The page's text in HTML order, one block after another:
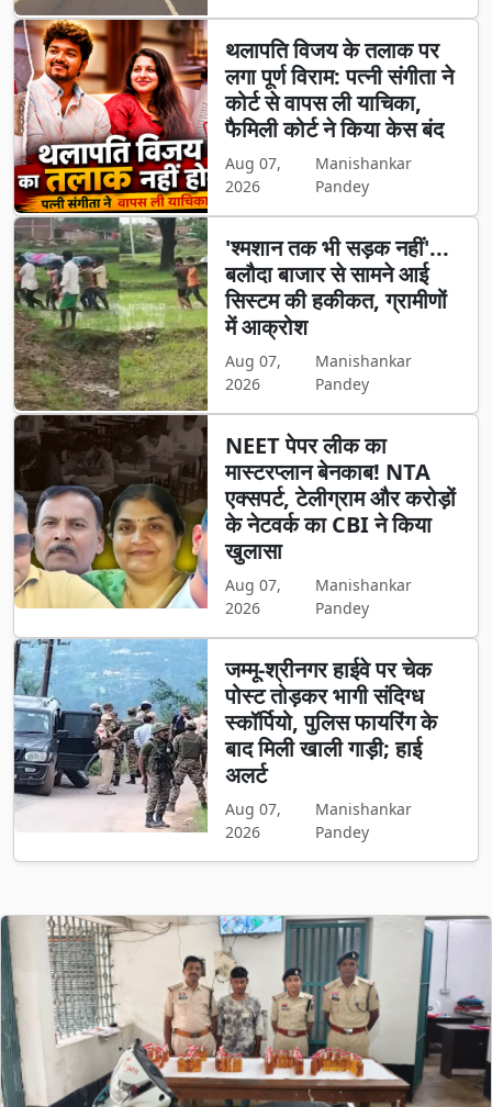
थलापति विजय के तलाक पर
लगा पूर्ण विराम: पत्नी संगीता ने
कोर्ट से वापस ली याचिका,
फैमिली कोर्ट ने किया केस बंद
Aug 07,
2026
Manishankar
Pandey
'श्मशान तक भी सड़क नहीं'...
बलौदा बाजार से सामने आई
सिस्टम की हकीकत, ग्रामीणों
में आक्रोश
Aug 07,
2026
Manishankar
Pandey
NEET पेपर लीक का
मास्टरप्लान बेनकाब! NTA
एक्सपर्ट, टेलीग्राम और करोड़ों
के नेटवर्क का CBI ने किया
खुलासा
Aug 07,
2026
Manishankar
Pandey
जम्मू-श्रीनगर हाईवे पर चेक
पोस्ट तोड़कर भागी संदिग्ध
स्कॉर्पियो, पुलिस फायरिंग के
बाद मिली खाली गाड़ी; हाई
अलर्ट
Aug 07,
2026
Manishankar
Pandey